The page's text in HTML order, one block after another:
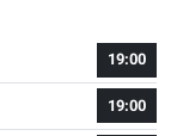
19:00
19:00